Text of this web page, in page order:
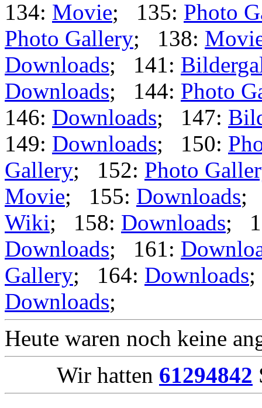
134: Movie; 135: Photo
Photo Gallery; 138:
Downloads; 141:
Downloads; 144: Photo
146: Downloads; 147:
149: Downloads; 150:
Gallery; 152: Photo
Movie; 155: Downloads;
Wiki; 158: Downloads;
Downloads; 161:
Gallery; 164: Downloads
Downloads;
Heute waren noch keine
Wir hatten 61294842